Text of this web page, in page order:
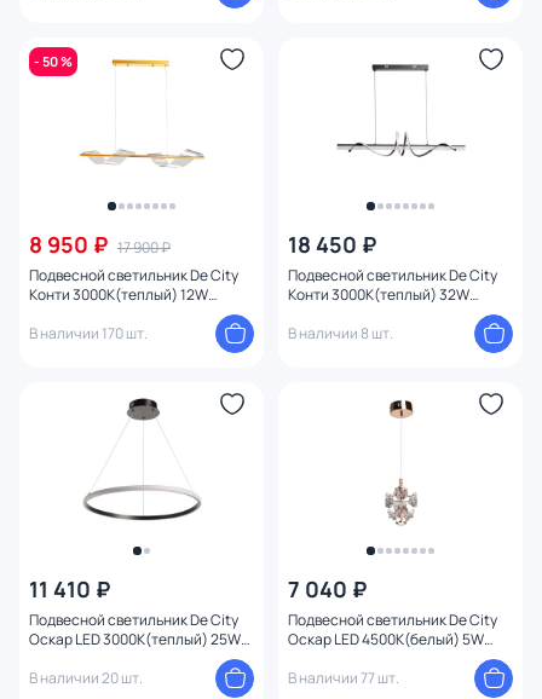
- 50 %
8 950 ₽ 17 900 ₽
Подвесной светильник De City
Конти 3000К(теплый) 12W
В наличии 170 шт.
18 450 ₽
Подвесной светильник De City
Конти 3000К(теплый) 32W
В наличии 8 шт.
11 410 ₽
Подвесной светильник De City
Оскар LED 3000К(теплый) 25W
В наличии 20 шт.
7 040 ₽
Подвесной светильник De City
Оскар LED 4500К(белый) 5W
В наличии 77 шт.